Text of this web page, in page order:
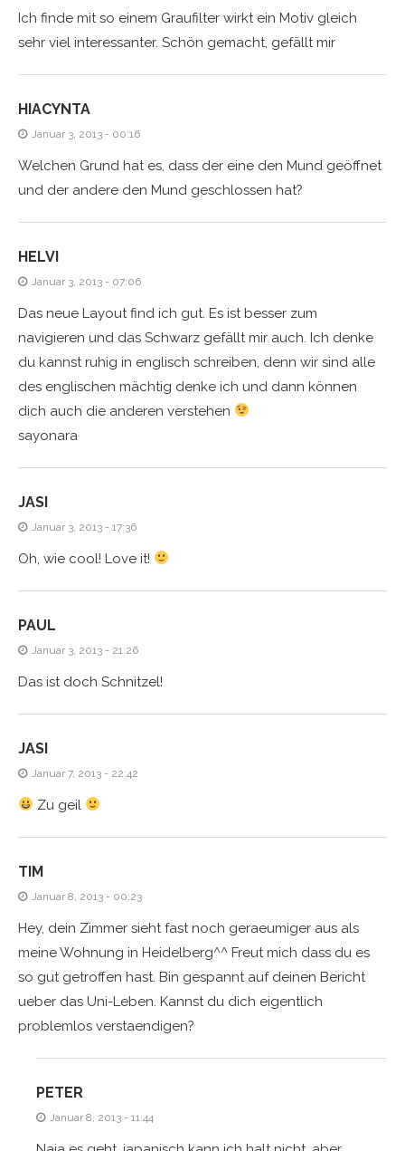
Ich finde mit so einem Graufilter wirkt ein Motiv gleich
sehr viel interessanter. Schön gemacht, gefällt mir
HIACYNTA
Januar 3, 2013 - 00:16
Welchen Grund hat es, dass der eine den Mund geöffnet
und der andere den Mund geschlossen hat?
HELVI
Januar 3, 2013 - 07:06
Das neue Layout find ich gut. Es ist besser zum
navigieren und das Schwarz gefällt mir auch. Ich denke
du kannst ruhig in englisch schreiben, denn wir sind alle
des englischen mächtig denke ich und dann können
dich auch die anderen verstehen
sayonara
JASI
Januar 3, 2013 - 17:36
Oh, wie cool! Love it!
PAUL
Januar 3, 2013 - 21:26
Das ist doch Schnitzel!
JASI
Januar 7, 2013 - 22:42
Zu geil
TIM
Januar 8, 2013 - 00:23
Hey, dein Zimmer sieht fast noch geraeumiger aus als
meine Wohnung in Heidelberg^^ Freut mich dass du es
so gut getroffen hast. Bin gespannt auf deinen Bericht
ueber das Uni-Leben. Kannst du dich eigentlich
problemlos verstaendigen?
PETER
Januar 8, 2013 - 11:44